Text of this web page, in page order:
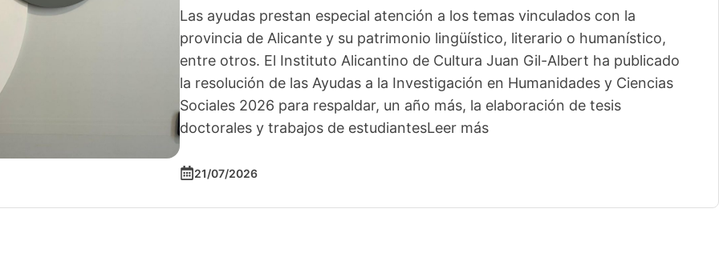
Las ayudas prestan especial atención a los temas vinculados con la
provincia de Alicante y su patrimonio lingüístico, literario o humanístico,
entre otros. El Instituto Alicantino de Cultura Juan Gil-Albert ha publicado
la resolución de las Ayudas a la Investigación en Humanidades y Ciencias
Sociales 2026 para respaldar, un año más, la elaboración de tesis
doctorales y trabajos de estudiantesLeer más
21/07/2026